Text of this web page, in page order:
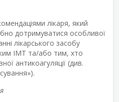
лікаря, який
дотримуватися особливої
лікарського засобу
ІМТ та/або тим, хто
антикоагуляції (див.